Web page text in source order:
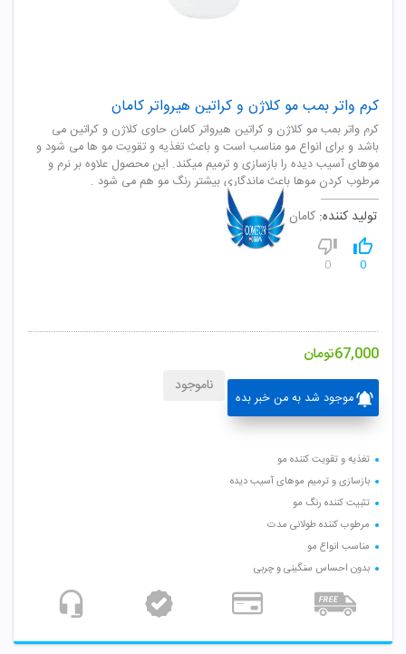
کرم واتر بمب مو کلاژن و کراتین هیرواتر کامان
کرم واتر بمب مو کلاژن و کراتین هیرواتر کامان حاوی کلاژن و کراتین می
باشد و برای انواع مو مناسب است و باعث تغذیه و تقویت مو ها می شود و
موهای آسیب دیده را بازسازی و ترمیم میکند. این محصول علاوه بر نرم و
مرطوب کردن موها باعث ماندگاری بیشتر رنگ مو هم می شود .
تولید کننده: کامان
0
0
67,000تومان
موجود شد به من خبر بده
ناموجود
تغذیه و تقویت کننده مو
بازسازی و ترمیم موهای آسیب دیده
تثبیت کننده رنگ مو
مرطوب کننده طولانی مدت
مناسب انواع مو
بدون احساس سنگینی و چربی